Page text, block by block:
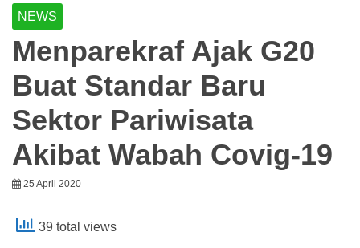
NEWS
Menparekraf Ajak G20
Buat Standar Baru
Sektor Pariwisata
Akibat Wabah Covig-19
25 April 2020
39 total views